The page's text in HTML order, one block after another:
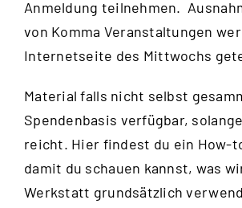
Anmeldung teilnehmen.
von Komma Veranstaltungen
Internetseite des Mittwochs
Material falls nicht selbst
Spendenbasis verfügbar,
reicht. Hier findest du ein How-
damit du schauen kannst, was
Werkstatt grundsätzlich